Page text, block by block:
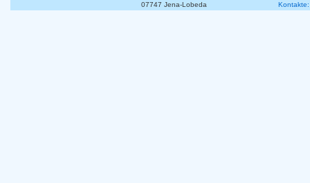
07747 Jena-Lobeda